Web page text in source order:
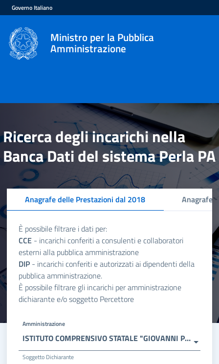
Governo Italiano
Ministro per la Pubblica
Amministrazione
Ricerca degli incarichi nella
Banca Dati del sistema Perla PA
Anagrafe delle Prestazioni dal 2018 Anagrafe
È possibile filtrare i dati per:
CCE - incarichi conferiti a consulenti e collaboratori
esterni alla pubblica amministrazione
DIP - incarichi conferiti e autorizzati ai dipendenti della
pubblica amministrazione.
È possibile filtrare gli incarichi per amministrazione
dichiarante e/o soggetto Percettore
Amministrazione
ISTITUTO COMPRENSIVO STATALE "GIOVANNI PAOLO II"
Soggetto Dichiarante